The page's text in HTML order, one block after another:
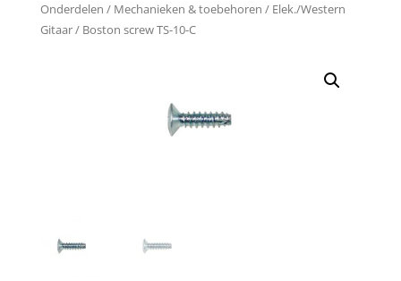
Onderdelen / Mechanieken & toebehoren / Elek./Western
Gitaar/ Boston screw TS-10-C